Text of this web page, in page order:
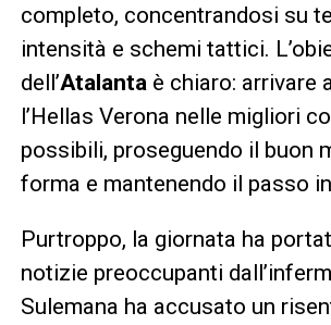
completo, concentrandosi su
intensità e schemi tattici.
dell’Atalanta è chiaro: arrivare
l’Hellas Verona nelle migliori
possibili, proseguendo il buon
forma e mantenendo il passo
Purtroppo, la giornata ha
notizie preoccupanti
Sulemana ha accusato un